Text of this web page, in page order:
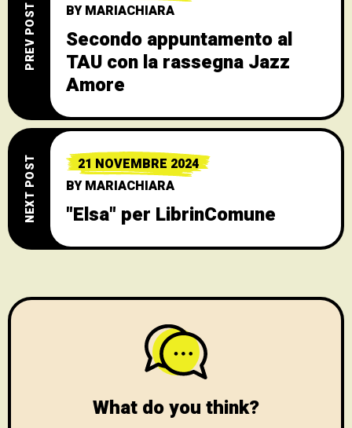
PREV POST
BYMARIACHIARA
Secondo appuntamento al
TAU con la rassegna Jazz
Amore
NEXT POST
21 NOVEMBRE 2024
BYMARIACHIARA
"Elsa" per LibrinComune
What do you think?